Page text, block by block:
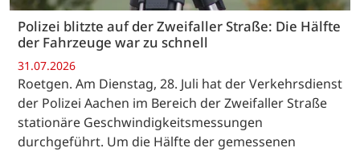
Polizei blitzte auf der Zweifaller Straße: Die Hälfte
der Fahrzeuge war zu schnell
31.07.2026
Roetgen. Am Dienstag, 28. Juli hat der Verkehrsdienst
der Polizei Aachen im Bereich der Zweifaller Straße
stationäre Geschwindigkeitsmessungen
durchgeführt. Um die Hälfte der gemessenen